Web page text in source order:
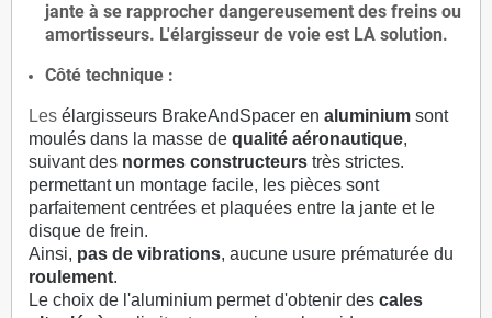
jante à se rapprocher dangereusement des freins ou
amortisseurs. L'élargisseur de voie est LA solution.
Côté technique :
Les élargisseurs BrakeAndSpacer en aluminium sont
moulés dans la masse de qualité aéronautique,
suivant des normes constructeurs très strictes.
permettant un montage facile, les pièces sont
parfaitement centrées et plaquées entre la jante et le
disque de frein.
Ainsi, pas de vibrations, aucune usure prématurée du
roulement.
Le choix de l'aluminium permet d'obtenir des cales